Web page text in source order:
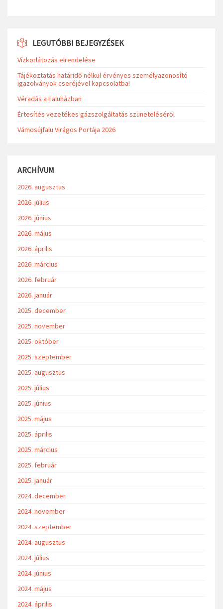
LEGUTÓBBI BEJEGYZÉSEK
Vízkorlátozás elrendelése
Tájékoztatás határidő nélkül érvényes személyazonosító
igazolványok cseréjével kapcsolatba!
Véradás a Faluházban
Értesítés vezetékes gázszolgáltatás szüneteléséről
Vámosújfalu Virágos Portája 2026
ARCHÍVUM
2026. augusztus
2026. július
2026. június
2026. május
2026. április
2026. március
2026. február
2026. január
2025. december
2025. november
2025. október
2025. szeptember
2025. augusztus
2025. július
2025. június
2025. május
2025. április
2025. március
2025. február
2025. január
2024. december
2024. november
2024. szeptember
2024. augusztus
2024. július
2024. június
2024. május
2024. április